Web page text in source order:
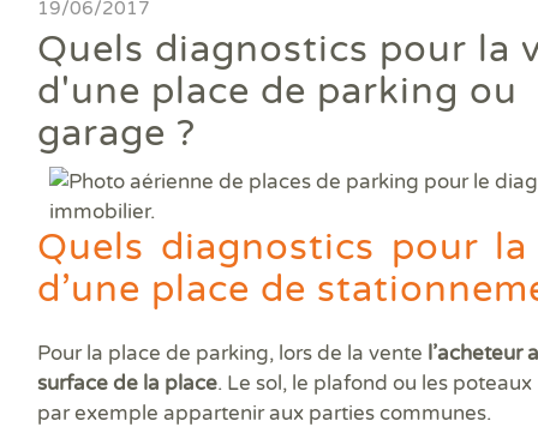
Actualités
Faire un devis
Trouver une agence
Devenir franchisé
Offres d'emploi
Contact
19/06/2017
Quels diagnostics pour la
d'une place de parking ou
garage ?
Quels diagnostics pour
d’une place de
Pour la place de parking, lors de la vente l’acheteur
surface de la place. Le sol, le plafond ou les
par exemple appartenir aux parties communes.